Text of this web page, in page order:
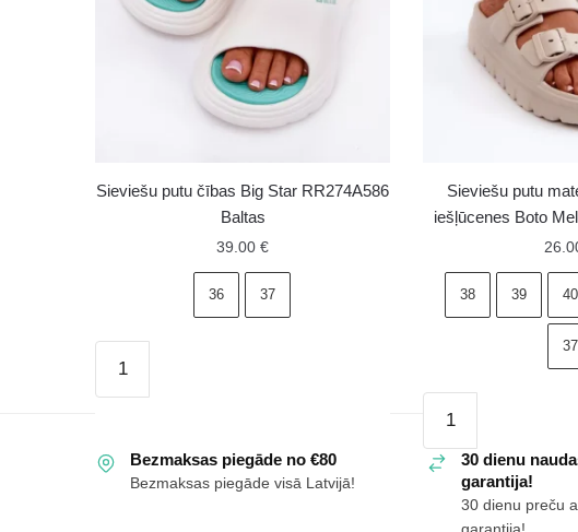
Sieviešu putu čības Big Star RR274A586
Baltas
39.00 €
36 37
putu
Star
RR274A586
Sieviešu putu
iešļūcenes Boto
38 39 40
37
putu
materiāla
platformas
iešļūcenes
Bezmaksas piegāde no €80
Bezmaksas piegāde visā Latvijā!
30 dienu
garantija!
30 dienu preču